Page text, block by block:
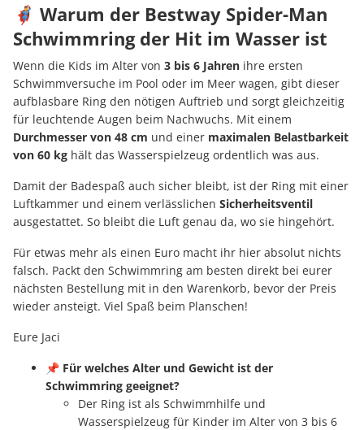
🦸‍♂️ Warum der Bestway Spider-Man
Schwimmring der Hit im Wasser ist
Wenn die Kids im Alter von 3 bis 6 Jahren ihre ersten
Schwimmversuche im Pool oder im Meer wagen, gibt dieser
aufblasbare Ring den nötigen Auftrieb und sorgt gleichzeitig
für leuchtende Augen beim Nachwuchs. Mit einem
Durchmesser von 48 cm und einer maximalen Belastbarkeit
von 60 kg hält das Wasserspielzeug ordentlich was aus.
Damit der Badespaß auch sicher bleibt, ist der Ring mit einer
Luftkammer und einem verlässlichen Sicherheitsventil
ausgestattet. So bleibt die Luft genau da, wo sie hingehört.
Für etwas mehr als einen Euro macht ihr hier absolut nichts
falsch. Packt den Schwimmring am besten direkt bei eurer
nächsten Bestellung mit in den Warenkorb, bevor der Preis
wieder ansteigt. Viel Spaß beim Planschen!
Eure Jaci
📌 Für welches Alter und Gewicht ist der
Schwimmring geeignet?
Der Ring ist als Schwimmhilfe und
Wasserspielzeug für Kinder im Alter von 3 bis 6